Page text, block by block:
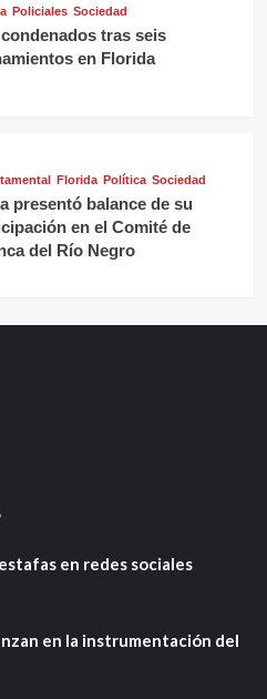
Policiales Sociedad
tras seis
en Florida
Florida Política Sociedad
presentó balance de su
en el Comité de
del Río Negro
en redes sociales
en la instrumentación del